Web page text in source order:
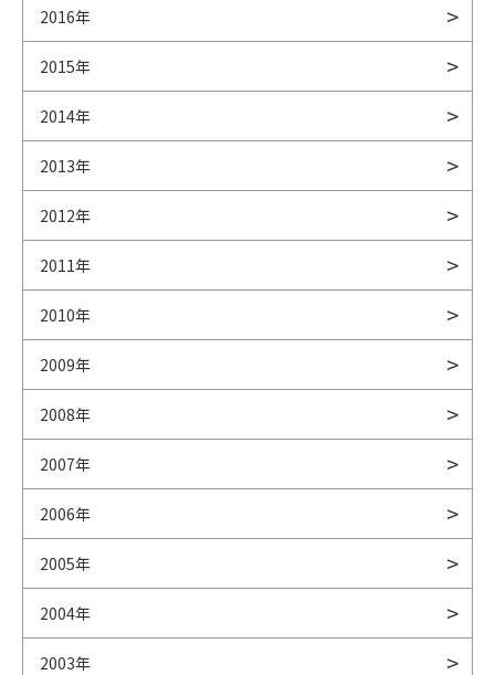
2016年
2015年
2014年
2013年
2012年
2011年
2010年
2009年
2008年
2007年
2006年
2005年
2004年
2003年